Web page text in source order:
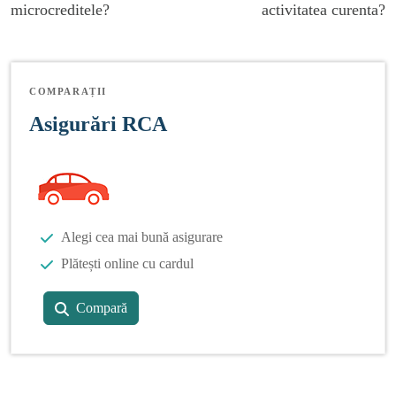
microcreditele?
activitatea curenta?
COMPARAȚII
Asigurări RCA
Alegi cea mai bună asigurare
Plătești online cu cardul
Compară